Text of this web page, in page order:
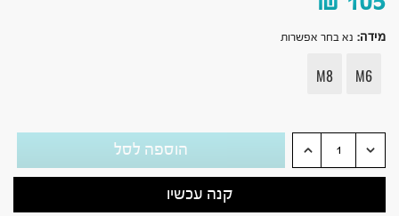
מידה: נא בחר אפשרות
M6
M8
הוספה לסל
קנה עכשיו